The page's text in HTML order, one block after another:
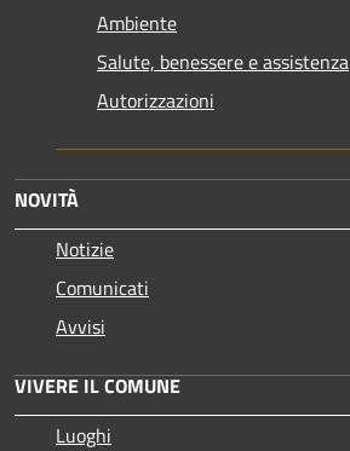
Ambiente
Salute, benessere e assistenza
Autorizzazioni
NOVITÀ
Notizie
Comunicati
Avvisi
VIVERE IL COMUNE
Luoghi